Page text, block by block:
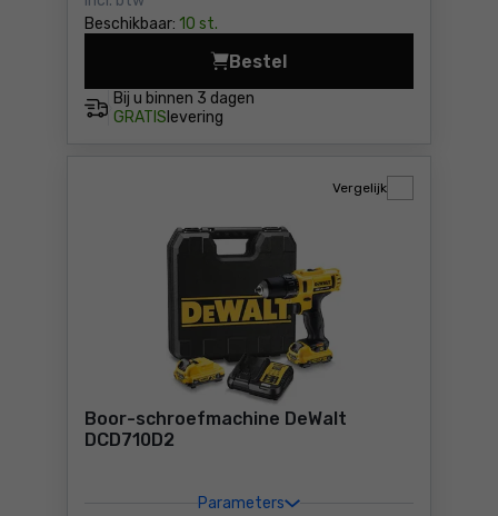
Beschikbaar: 10 st.
Bij u binnen 3 dagen
GRATIS levering
Bestel
Klopboor-/schroefmachine
Boor-schroefmachine DeWalt
DCD710D2
Parameters
Vergelijk